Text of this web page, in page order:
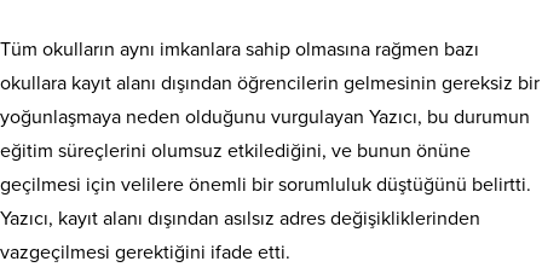
Tüm okulların aynı imkanlara sahip olmasına rağmen bazı
okullara kayıt alanı dışından öğrencilerin gelmesinin gereksiz bir
yoğunlaşmaya neden olduğunu vurgulayan Yazıcı, bu durumun
eğitim süreçlerini olumsuz etkilediğini, ve bunun önüne
geçilmesi için velilere önemli bir sorumluluk düştüğünü belirtti.
Yazıcı, kayıt alanı dışından asılsız adres değişikliklerinden
vazgeçilmesi gerektiğini ifade etti.